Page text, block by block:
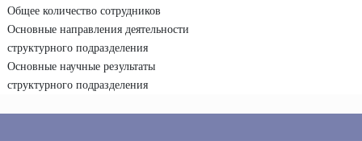
Общее количество сотрудников
Основные направления деятельности
структурного подразделения
Основные научные результаты
структурного подразделения